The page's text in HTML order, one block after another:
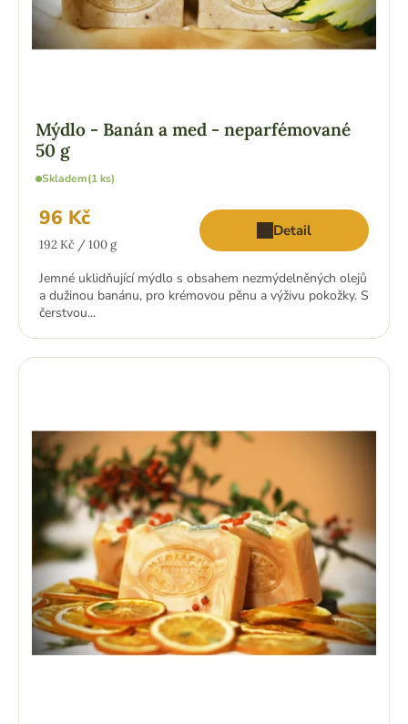
Mýdlo - Banán a med - neparfémované
50 g
Skladem(1 ks)
96 Kč
Měrná
192 Kč / 100 g
Detail
Jemné uklidňující mýdlo s obsahem nezmýdelněných olejů
a dužinou banánu, pro krémovou pěnu a výživu pokožky. S
čerstvou...